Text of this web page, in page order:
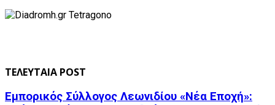
ΤΕΛΕΥΤΑΙΑ POST
Εμπορικός Σύλλογος Λεωνιδίου «Νέα Εποχή»: